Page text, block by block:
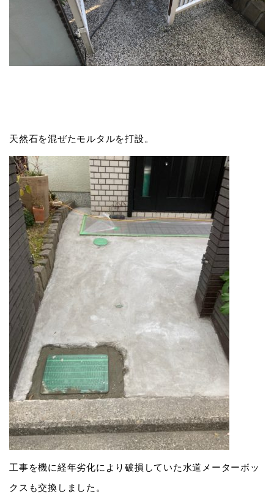
天然石を混ぜたモルタルを打設。
工事を機に経年劣化により破損していた水道メーターボッ
クスも交換しました。